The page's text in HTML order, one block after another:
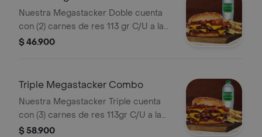
Bebida Pet de 400ml a tu eleccion.
Nuestra Megastacker Doble cuenta
con (2) carnes de res 113 gr C/U a la
parrilla, queso, tocineta crujiente y
mediana de 82gr de papas + (1)
Bebida Pet de 400ml a tu eleccion.
$ 46.900
Triple Megastacker Combo
Nuestra Megastacker Triple cuenta
con (3) carnes de res 113gr C/U a la
parrilla, queso, abundante tocineta
$ 58.900